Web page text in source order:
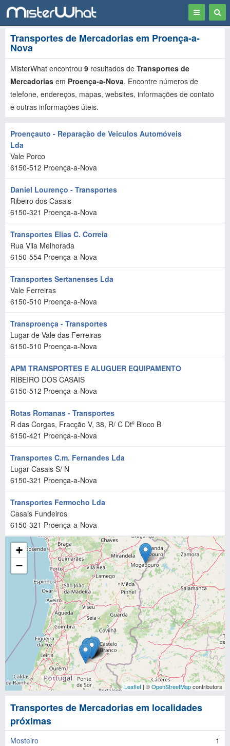
Toggle
navigation
Transportes de Mercadorias em Proença-a-
Nova
MisterWhat encontrou 9 resultados de Transportes de
Mercadorias em Proença-a-Nova. Encontre números de
telefone, endereços, mapas, websites, informações de contato
e outras informações úteis.
Proençauto - Reparação de Veiculos Automóveis
Lda
Vale Porco
6150-512 Proença-a-Nova
Daniel Lourenço - Transportes
Ribeiro dos Casais
6150-321 Proença-a-Nova
Transportes Elias C. Correia
Rua Vila Melhorada
6150-554 Proença-a-Nova
Transportes Sertanenses Lda
Vale Ferreiras
6150-510 Proença-a-Nova
Transproença - Transportes
Lugar de Vale das Ferreiras
6150-510 Proença-a-Nova
APM TRANSPORTES E ALUGUER EQUIPAMENTO
RIBEIRO DOS CASAIS
6150-512 Proença-a-Nova
Rotas Romanas - Transportes
R das Corgas, Fracção V, 38, R/ C Dtº Bloco B
6150-421 Proença-a-Nova
Transportes C.m. Fernandes Lda
Lugar Casais S/ N
6150-321 Proença-a-Nova
Transportes Fermocho Lda
Casais Fundeiros
6150-321 Proença-a-Nova
+
−
Leaflet | ©OpenStreetMapcontributors
Transportes de Mercadorias em localidades
próximas
Mosteiro
1